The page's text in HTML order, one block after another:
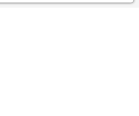
de matériaux de haute